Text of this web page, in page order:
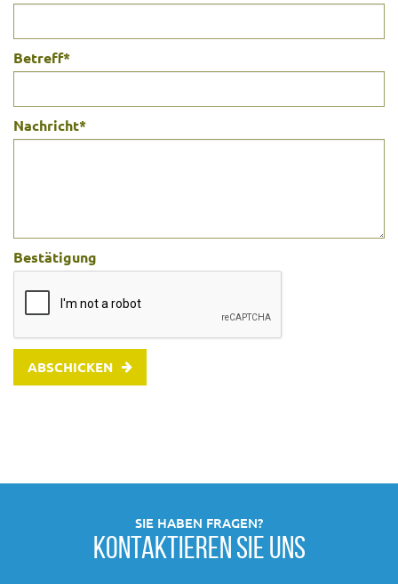
Betreff*
Nachricht*
Bestätigung
ABSCHICKEN
SIE HABEN FRAGEN?
KONTAKTIEREN SIE UNS